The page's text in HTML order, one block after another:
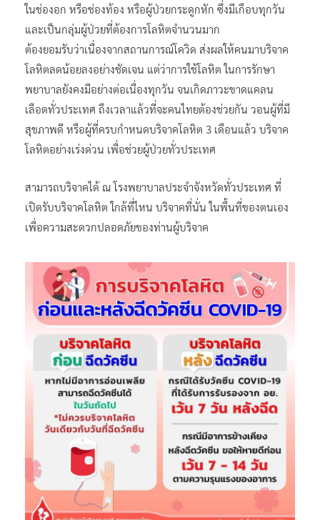
ในช่องอก หรือช่องท้อง หรือผู้ป่วยกระดูกหัก ซึ่งมีเกือบทุกวัน
และเป็นกลุ่มผู้ป่วยที่ต้องการโลหิตจํานวนมาก
ต้องยอมรับว่าเนื่องจากสถานการณ์โควิด ส่งผลให้คนมาบริจาค
โลหิตลดน้อยลงอย่างชัดเจน แต่ว่าการใช้โลหิต ในการรักษา
พยาบาลยังคงมีอย่างต่อเนื่องทุกวัน จนเกิดภาวะขาดแคลน
เลือดทั่วประเทศ ถึงเวลาแล้วที่จะคนไทยต้องช่วยกัน วอนผู้ที่มี
สุขภาพดี หรือผู้ที่ครบกําหนดบริจาคโลหิต 3 เดือนแล้ว บริจาค
โลหิตอย่างเร่งด่วน เพื่อช่วยผู้ป่วยทั่วประเทศ
สามารถบริจาคได้ ณ โรงพยาบาลประจําจังหวัดทั่วประเทศ ที่
เปิดรับบริจาคโลหิต ใกล้ที่ไหน บริจาคที่นั่น ในพื้นที่ของตนเอง
เพื่อความสะดวกปลอดภัยของท่านผู้บริจาค